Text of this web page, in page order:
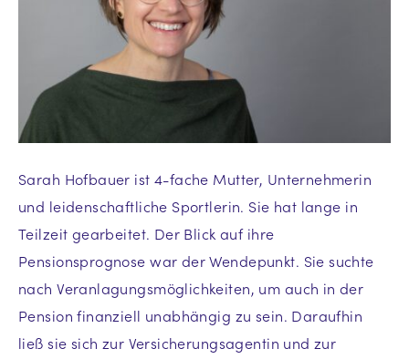
Sarah Hofbauer ist 4-fache Mutter, Unternehmerin
und leidenschaftliche Sportlerin. Sie hat lange in
Teilzeit gearbeitet. Der Blick auf ihre
Pensionsprognose war der Wendepunkt. Sie suchte
nach Veranlagungsmöglichkeiten, um auch in der
Pension finanziell unabhängig zu sein. Daraufhin
ließ sie sich zur Versicherungsagentin und zur